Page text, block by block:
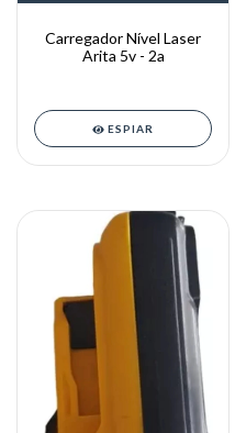
Carregador Nível Laser
Arita 5v - 2a
ESPIAR